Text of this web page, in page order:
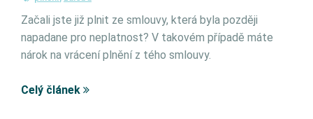
Začali jste již plnit ze smlouvy, která byla později
napadane pro neplatnost? V takovém případě máte
nárok na vrácení plnění z tého smlouvy.
Celý článek